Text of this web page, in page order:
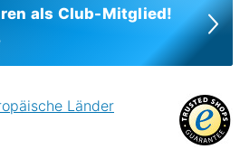
als Club-Mitglied!
Länder